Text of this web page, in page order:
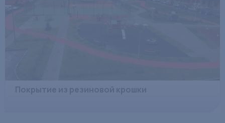
Покрытие из резиновой крошки